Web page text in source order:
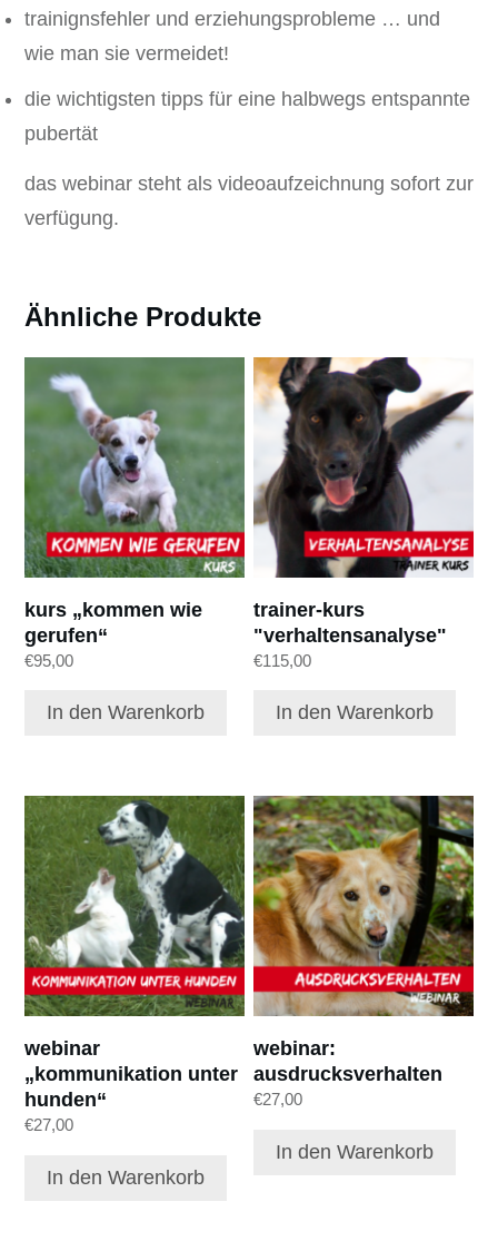
trainignsfehler und erziehungsprobleme … und
wie man sie vermeidet!
die wichtigsten tipps für eine halbwegs entspannte
pubertät
das webinar steht als videoaufzeichnung sofort zur
verfügung.
Ähnliche Produkte
kurs „kommen wie
gerufen“
€95,00
In den Warenkorb
trainer-kurs
"verhaltensanalyse"
€115,00
In den Warenkorb
webinar
„kommunikation unter
hunden“
€27,00
In den Warenkorb
webinar:
ausdrucksverhalten
€27,00
In den Warenkorb